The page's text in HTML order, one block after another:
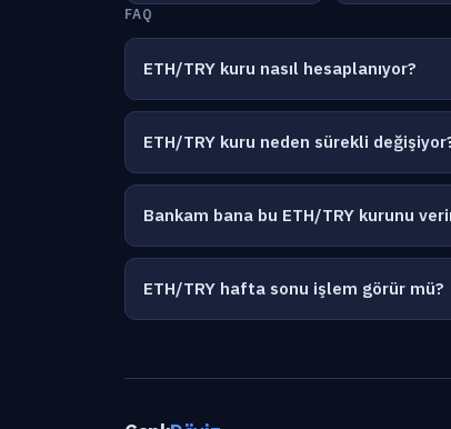
FAQ
ETH/TRY kuru nasıl hesaplanıyor?
ETH/TRY kuru neden sürekli
Bankam bana bu ETH/TRY kurunu
ETH/TRY hafta sonu işlem görür mü?